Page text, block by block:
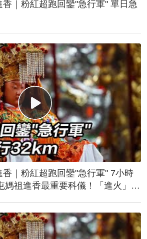
粉紅超跑回鑾"急行軍" 單日急
｜粉紅超跑回鑾"急行軍" 7小時
媽祖進香最重要科儀！「進火」儀